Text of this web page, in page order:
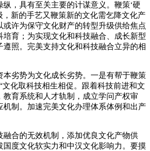
，具有至关主要的计谋意义。鞭策‘硬
，新的手艺又鞭策新的文化需乞降文化产
或许为保守文化财产的转型升级供给焦点
培育；为实现文化和科技融合、成长新型
遵照。完美支持文化和科技融合立异的相
劣势为文化成长劣势。一是有帮于鞭策
文化取科技相生相促。跟着科技前进和文
教育系统和人才轨制，成立学问产权审
机制。加速完美文化办理体系体例和出产
合的无效机制，添加优良文化产物供
国度文化软实力和中汉文化影响力。要摸